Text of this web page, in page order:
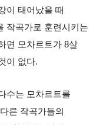
이 태어났을 때
작곡가로 훈련시키는
면 모차르트가 8살
이 없다.
수는 모차르트를
른 작곡가들의